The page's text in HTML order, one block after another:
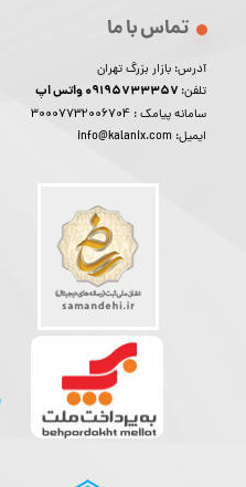
تماس با ما
آدرس: بازار بزرگ تهران
تلفن:
سامانه پیامک : 30007732006704
ایمیل: info@kalanix.com